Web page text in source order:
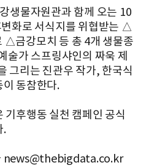
생물자원관과 함께 오는 10
화로 서식지를 위협받는 △
금강모치 등 총 4개 생물종
술가 스프링샤인의 짜욱 제
그리는 진관우 작가, 한국식
동참한다.
기후행동 실천 캠페인 공식
.
news@thebigdata.co.kr